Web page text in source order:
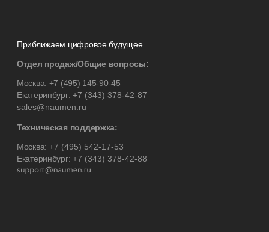
Приближаем цифровое будущее
Отдел продаж/Общие вопросы:
Москва: +7 (495) 145-90-45
Екатеринбург:+7 (343) 378-42-87
sales@naumen.ru
Техническая поддержка:
Москва: +7 (495) 542-17-53
Екатеринбург:+7 (343) 378-42-88